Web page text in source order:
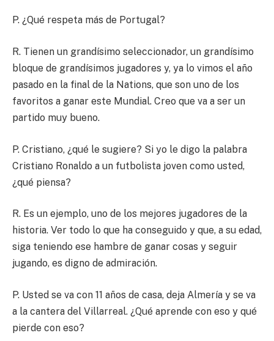
P. ¿Qué respeta más de Portugal?
R. Tienen un grandísimo seleccionador, un grandísimo
bloque de grandísimos jugadores y, ya lo vimos el año
pasado en la final de la Nations, que son uno de los
favoritos a ganar este Mundial. Creo que va a ser un
partido muy bueno.
P. Cristiano, ¿qué le sugiere? Si yo le digo la palabra
Cristiano Ronaldo a un futbolista joven como usted,
¿qué piensa?
R. Es un ejemplo, uno de los mejores jugadores de la
historia. Ver todo lo que ha conseguido y que, a su edad,
siga teniendo ese hambre de ganar cosas y seguir
jugando, es digno de admiración.
P. Usted se va con 11 años de casa, deja Almería y se va
a la cantera del Villarreal. ¿Qué aprende con eso y qué
pierde con eso?